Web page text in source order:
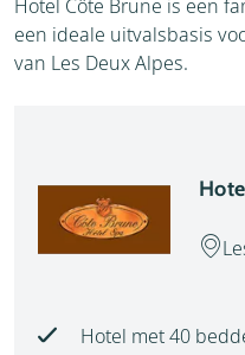
Hotel Côte Brune is een
een ideale uitvalsbasis
van Les Deux Alpes.
Hotel met 40